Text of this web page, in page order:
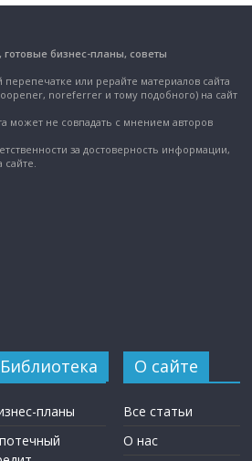
бизнес-планы, советы
или рерайте материалов сайта
noreferrer и тому подобного) на сайт
может не совпадать с мнением авторов
за достоверность информации,
сайте.
Библиотека
планы
О сайте
Все статьи
О нас